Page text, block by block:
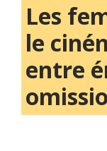
Les
le
entre